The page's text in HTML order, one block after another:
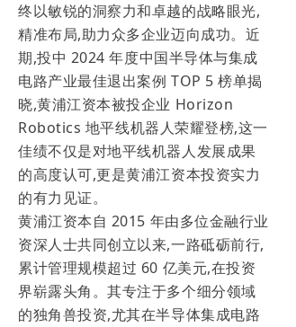
终以敏锐的洞察力和卓越的战略眼光,
精准布局,助力众多企业迈向成功。近
期,投中 2024 年度中国半导体与集成
电路产业最佳退出案例 TOP 5 榜单揭
晓,黄浦江资本被投企业 Horizon
Robotics 地平线机器人荣耀登榜,这一
佳绩不仅是对地平线机器人发展成果
的高度认可,更是黄浦江资本投资实力
的有力见证。
黄浦江资本自 2015 年由多位金融行业
资深人士共同创立以来,一路砥砺前行,
累计管理规模超过 60 亿美元,在投资
界崭露头角。其专注于多个细分领域
的独角兽投资,尤其在半导体集成电路